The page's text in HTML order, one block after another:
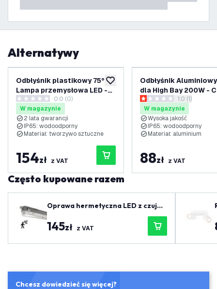
Alternatywy
dodaj do listy życzeń
Odbłyśnik plastikowy 75° -
Lampa przemysłowa LED -
High Bay - 200 W
0 Gwiazdki oceny
0.0 (0)
W magazynie
2 lata gwarancji
IP65: wodoodporny
Materiał: tworzywo sztuczne
154zł z VAT
Odbłyśnik
dla High Bay 200W -
otwórz panel
1 Gwiazdki oceny
1.0 (1)
W magazynie
Wysoka jakość
IP65: wodoodporny
Materiał: aluminium
88zł z VAT
Często kupowane razem
Oprawa hermetyczna LED z czujni
145zł z VAT
Chcesz dowiedzieć się więcej?